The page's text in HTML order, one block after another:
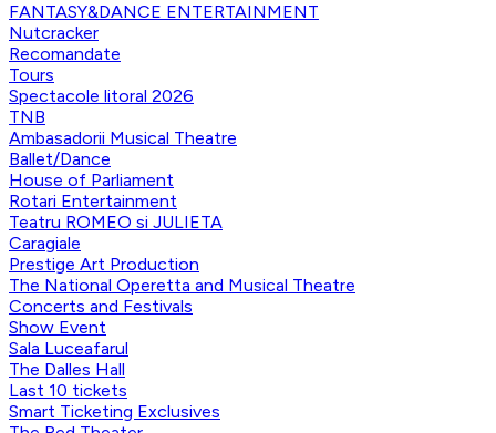
FANTASY&DANCE ENTERTAINMENT
Nutcracker
Recomandate
Tours
Spectacole litoral 2026
TNB
Ambasadorii Musical Theatre
Ballet/Dance
House of Parliament
Rotari Entertainment
Teatru ROMEO si JULIETA
Caragiale
Prestige Art Production
The National Operetta and Musical Theatre
Concerts and Festivals
Show Event
Sala Luceafarul
The Dalles Hall
Last 10 tickets
Smart Ticketing Exclusives